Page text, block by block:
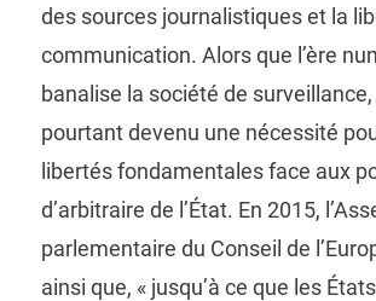
des sources journalistiques et la
communication. Alors que l’ère
banalise la société de
pourtant devenu une nécessité
libertés fondamentales face aux
d’arbitraire de l’État. En 2015,
parlementaire du Conseil de
ainsi que, « jusqu’à ce que les